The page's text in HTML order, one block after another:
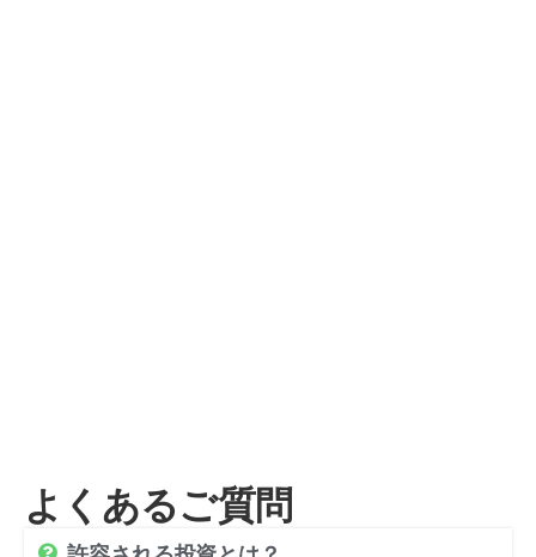
よくあるご質問